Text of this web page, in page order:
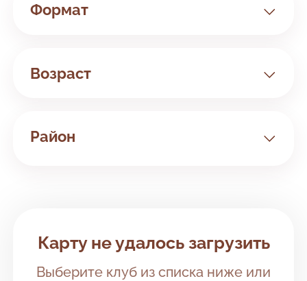
Формат
Билингвальный
Возраст
Район
Красноглинский район
Ленинский район
Карту не удалось загрузить
Выберите клуб из списка ниже или